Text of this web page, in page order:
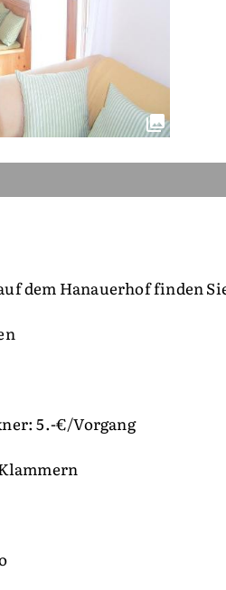
dem Hanauerhof finden
5.-€/Vorgang